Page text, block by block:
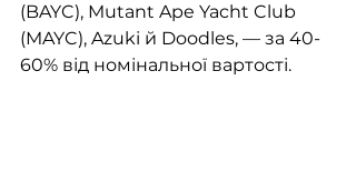
(BAYC), Mutant Ape Yacht Club
(MAYC), Azuki й Doodles, — за 40-
60% від номінальної вартості.